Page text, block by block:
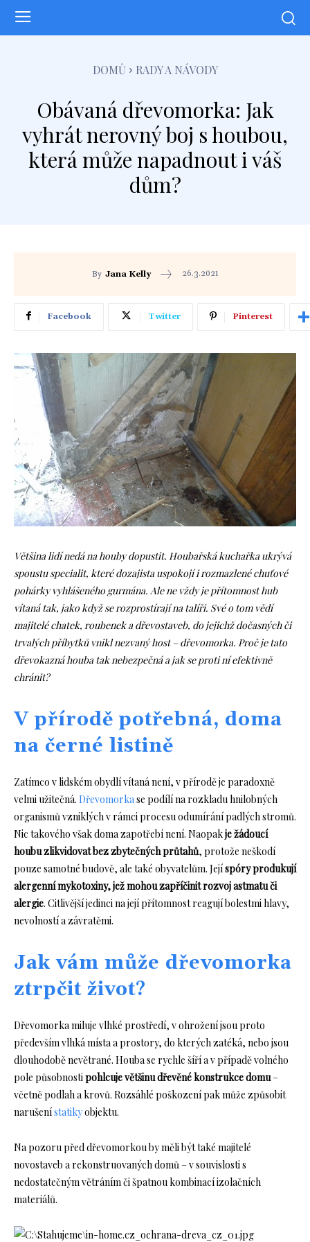
DOMŮ RADY A NÁVODY
Obávaná dřevomorka: Jak
vyhrát nerovný boj s houbou,
která může napadnout i váš
dům?
By Jana Kelly 26.3.2021
Facebook Twitter Pinterest
Většina lidí nedá na houby dopustit. Houbařská kuchařka ukrývá
spoustu specialit, které dozajista uspokojí i rozmazlené chuťové
pohárky vyhlášeného gurmána. Ale ne vždy je přítomnost hub
vítaná tak, jako když se rozprostírají na talíři. Své o tom vědí
majitelé chatek, roubenek a dřevostaveb, do jejichž dočasných či
trvalých příbytků vnikl nezvaný host – dřevomorka. Proč je tato
dřevokazná houba tak nebezpečná a jak se proti ní efektivně
chránit?
V přírodě potřebná, doma
na černé listině
Zatímco v lidském obydlí vítaná není, v přírodě je paradoxně
velmi užitečná. Dřevomorkase podílí na rozkladu hnilobných
organismů vzniklých v rámci procesu odumírání padlých stromů.
Nic takového však doma zapotřebí není. Naopakje žádoucí
houbu zlikvidovat bez zbytečných průtahů, protože neškodí
pouze samotné budově, ale také obyvatelům. Jejíspóry produkují
alergenní mykotoxiny, jež mohou zapříčinit rozvoj astmatu či
alergie. Citlivější jedinci na její přítomnost reagují bolestmi hlavy,
nevolností a závratěmi.
Jak vám může dřevomorka
ztrpčit život?
Dřevomorka miluje vlhké prostředí, v ohrožení jsou proto
především vlhká místa a prostory, do kterých zatéká, nebo jsou
dlouhodobě nevětrané. Houba se rychle šíří a v případě volného
pole působnostipohlcuje většinu dřevěné konstrukce domu–
včetně podlah a krovů. Rozsáhlé poškození pak může způsobit
narušenístatikyobjektu.
Na pozoru před dřevomorkou by měli být také majitelé
novostaveb a rekonstruovaných domů – v souvislosti s
nedostatečným větráním či špatnou kombinací izolačních
materiálů.